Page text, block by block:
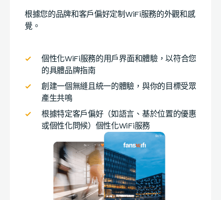
根據您的品牌和客戶偏好定制WiFi服務的外觀和感
覺。
個性化WiFi服務的用戶界面和體驗，以符合您
的具體品牌指南
創建一個無縫且統一的體驗，與你的目標受眾
產生共鳴
根據特定客戶偏好（如語言、基於位置的優惠
或個性化問候）個性化WiFi服務